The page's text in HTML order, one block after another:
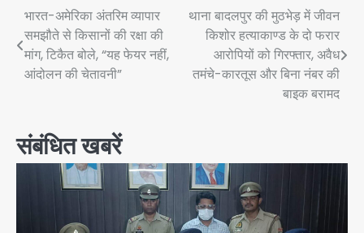
Post
navigation
भारत-अमेरिका अंतरिम व्यापार
समझौते से किसानों की रक्षा की
मांग, टिकैत बोले, “यह फेयर नहीं,
आंदोलन की चेतावनी”
थाना बादलपुर की मुठभेड़ में जीवन
किशोर हत्याकाण्ड के दो फरार
आरोपियों को गिरफ्तार, अवैध
तमंचे-कारतूस और बिना नंबर की
बाइक बरामद
संबंधित खबरें